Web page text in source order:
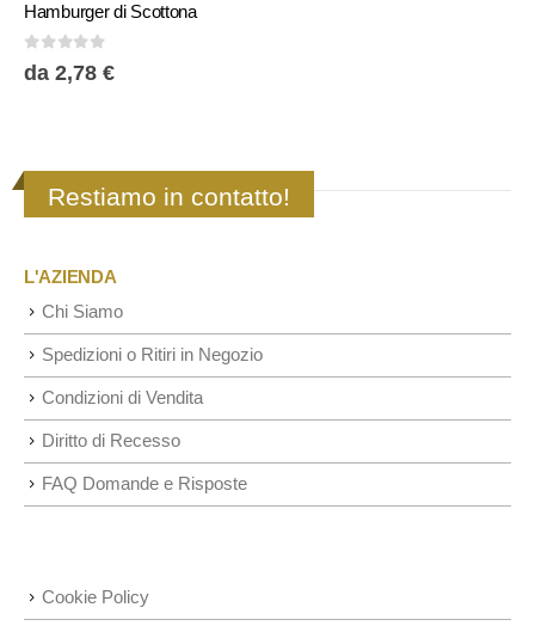
Hamburger di Scottona
0Su 5
da 2,78 €
Restiamo in contatto!
L'AZIENDA
Chi Siamo
Spedizioni o Ritiri in Negozio
Condizioni di Vendita
Diritto di Recesso
FAQ Domande e Risposte
Cookie Policy